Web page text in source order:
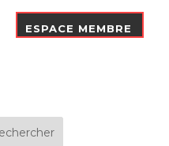
ESPACE MEMBRE